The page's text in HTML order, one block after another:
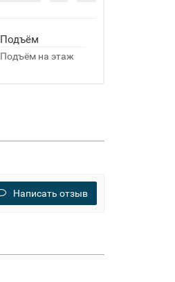
Подъём
Подъём на этаж
Написать отзыв